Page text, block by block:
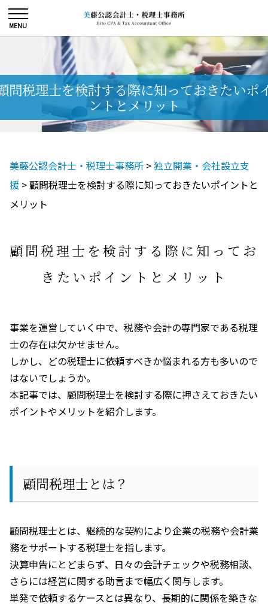
問税理士を検討する際に知っておきたいポ
ントとメリット
美藤公認会計士・税理士事務所 >独立開業・会社設立支
援 >顧問税理士を検討する際に知っておきたいポイントと
メリット
顧問税理士を検討する際に知ってお
きたいポイントとメリット
事業を運営していく中で、税務や会計の専門家である税理
士の存在は欠かせません。
しかし、どの税理士に依頼すべきか悩まれる方も多いので
はないでしょうか。
本記事では、顧問税理士を検討する際に押さえておきたい
ポイントやメリットを紹介します。
顧問税理士とは？
顧問税理士とは、継続的な契約により企業の税務や会計業
務をサポートする税理士を指します。
決算申告にとどまらず、日々の会計チェックや税務相談、
さらには経営に関する助言まで幅広く関与します。
単発で依頼するケースとは異なり、長期的に関係を築きな